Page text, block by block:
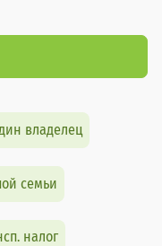
владелец
семьи
налог